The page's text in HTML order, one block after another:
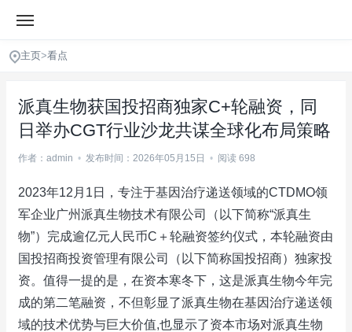
主页>看点
派真生物获国投招商独家C+轮融资，同
日举办CGT行业沙龙共谋全球化布局策略
作者：admin • 发布时间：2026年05月15日 • 阅读 698
2023年12月1日，专注于基因治疗递送领域的CTDMO领
军企业广州派真生物技术有限公司（以下简称“派真生
物”）完成逾亿元人民币C＋轮融资签约仪式，本轮融资由
国投招商投资管理有限公司（以下简称国投招商）独家投
资。值得一提的是，在资本寒冬下，这是派真生物今年完
成的第二笔融资，不但彰显了派真生物在基因治疗递送领
域的技术优势与巨大价值,也显示了资本市场对派真生物